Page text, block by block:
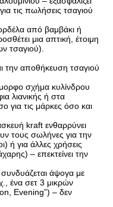
τις πωλήσεις τσαγιού
από βαμβάκι ή
μια απτική, έτοιμη
τσαγιού).
την αποθήκευση τσαγιού
σχήμα κυλίνδρου
λιανικής ή στα
για τις μάρκες όσο και
kraft ενθαρρύνει
τους σωλήνες για την
ή για άλλες χρήσεις
– επεκτείνει την
άψογα με
ένα σετ 3 μικρών
Evening”) – δεν